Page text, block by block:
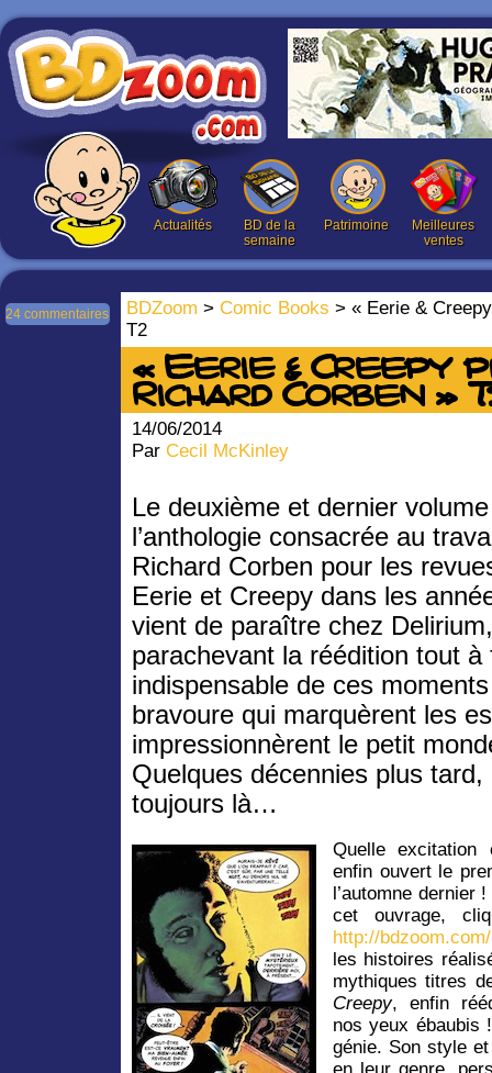
Actualités
BD de la
semaine
Patrimoine
Meilleures
ventes
BDZoom > Comic Books > « Eerie &
T2
24 commentaires
« Eerie &
Richard Corben »
14/06/2014
Par Cecil McKinley
Le deuxième et dernier
l’anthologie consacrée au
Richard Corben pour les
Eerie et Creepy dans les
vient de paraître chez Delirium,
parachevant la réédition tout à
indispensable de ces
bravoure qui marquèrent les
impressionnèrent le petit
Quelques décennies plus
toujours là…
Quelle
enfin ouvert le
l’automne dernier
cet ouvrage,
http://
les histoires
mythiques titres
Creepy, enfin
nos yeux ébaubis
génie. Son style